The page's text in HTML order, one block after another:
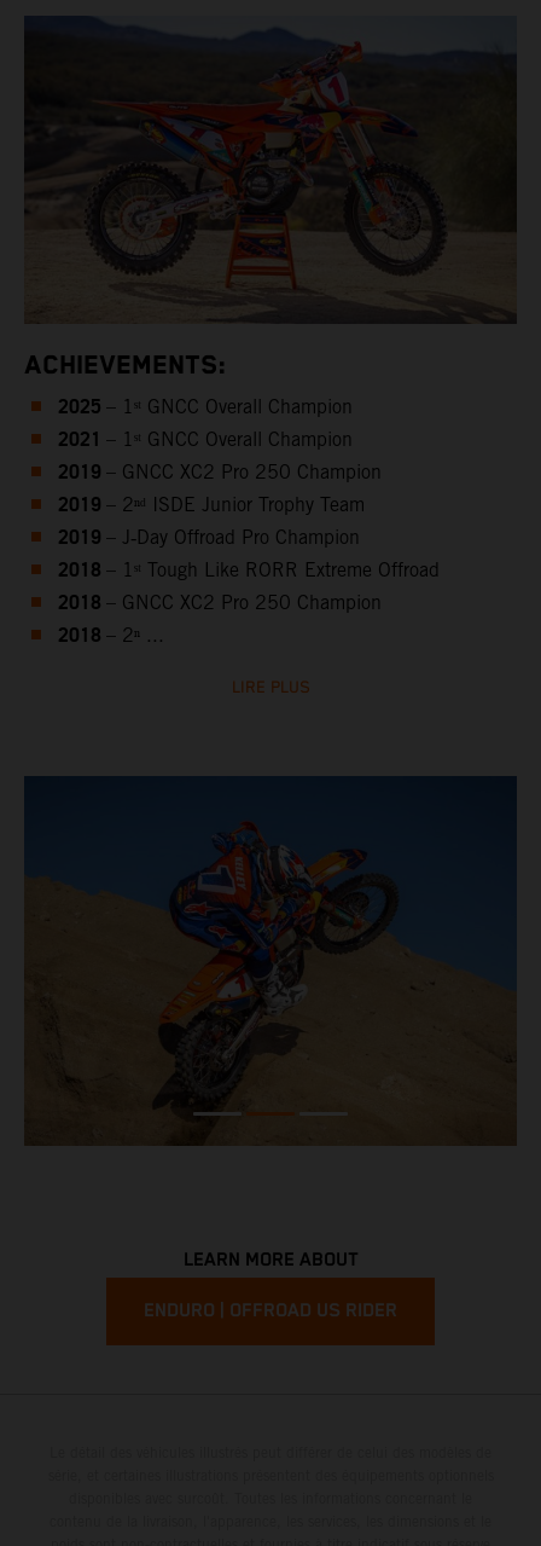
ACHIEVEMENTS:
2025 – 1ˢᵗ GNCC Overall Champion
2021 – 1ˢᵗ GNCC Overall Champion
2019 – GNCC XC2 Pro 250 Champion
2019 – 2ⁿᵈ ISDE Junior Trophy Team
2019 – J‑Day Offroad Pro Champion
2018 – 1ˢᵗ Tough Like RORR Extreme Offroad
2018 – GNCC XC2 Pro 250 Champion
2018 – 2ⁿ ...
LIRE PLUS
LEARN MORE ABOUT
ENDURO | OFFROAD US RIDER